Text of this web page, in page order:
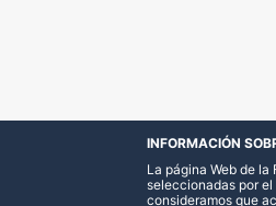
INFORMACIÓN
La página Web de
seleccionadas por
consideramos que